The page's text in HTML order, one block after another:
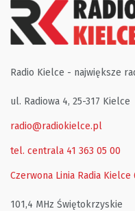
Radio Kielce - największe
ul. Radiowa 4, 25-317 Kielce
radio@radiokielce.pl
tel. centrala 41 363 05 00
Czerwona Linia Radia Kielce
101,4 MHz Świętokrzyskie